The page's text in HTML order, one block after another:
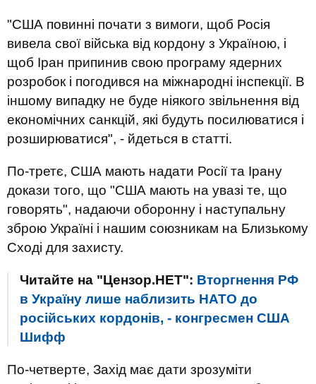
"США повинні почати з вимоги, щоб Росія
вивела свої війська від кордону з Україною, і
щоб Іран припинив свою програму ядерних
розробок і погодився на міжнародні інспекції. В
іншому випадку не буде ніякого звільнення від
економічних санкцій, які будуть посилюватися і
розширюватися", - йдеться в статті.
По-третє, США мають надати Росії та Ірану
докази того, що "США мають на увазі те, що
говорять", надаючи оборонну і наступальну
зброю Україні і нашим союзникам на Близькому
Сході для захисту.
Читайте на "Цензор.НЕТ": Вторгнення РФ
в Україну лише наблизить НАТО до
російських кордонів, - конгресмен США
Шифф
По-четверте, Захід має дати зрозуміти